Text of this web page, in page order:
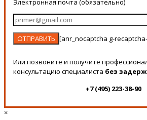
Электронная почта (обязательно)
[anr_nocaptcha g-
Или позвоните и получите
консультацию специалиста без
+7 (495) 223-38-90
×